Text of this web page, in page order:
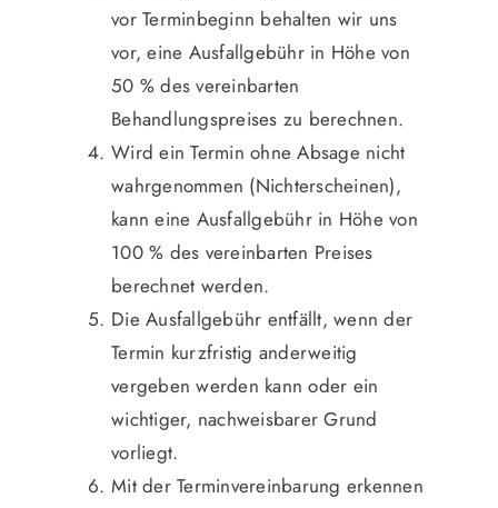
vor Terminbeginn behalten wir uns
vor, eine Ausfallgebühr in Höhe von
50 % des vereinbarten
Behandlungspreises zu berechnen.
Wird ein Termin ohne Absage nicht
wahrgenommen (Nichterscheinen),
kann eine Ausfallgebühr in Höhe von
100 % des vereinbarten Preises
berechnet werden.
Die Ausfallgebühr entfällt, wenn der
Termin kurzfristig anderweitig
vergeben werden kann oder ein
wichtiger, nachweisbarer Grund
vorliegt.
Mit der Terminvereinbarung erkennen